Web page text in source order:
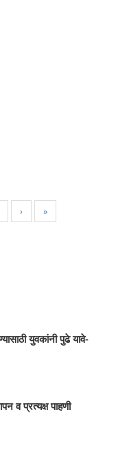
› »
युवकांनी पुढे यावे-
व प्रत्यक्ष पाहणी